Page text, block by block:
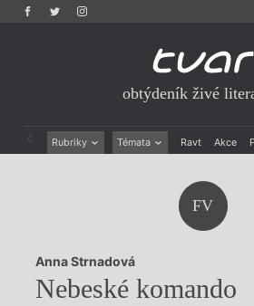
obtýdeník živé
Rubriky Témata Ravt Akce
Rozhovory
Dokument
Výroční ceny
FV
Anna Strnadová
Nebeské komando